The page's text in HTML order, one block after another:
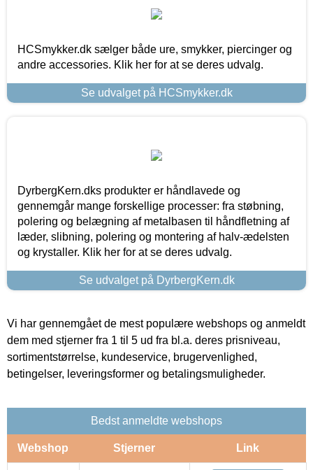
HCSmykker.dk sælger både ure, smykker, piercinger og
andre accessories. Klik her for at se deres udvalg.
Se udvalget på HCSmykker.dk
DyrbergKern.dks produkter er håndlavede og
gennemgår mange forskellige processer: fra støbning,
polering og belægning af metalbasen til håndfletning af
læder, slibning, polering og montering af halv-ædelsten
og krystaller. Klik her for at se deres udvalg.
Se udvalget på DyrbergKern.dk
Vi har gennemgået de mest populære webshops og anmeldt
dem med stjerner fra 1 til 5 ud fra bl.a. deres prisniveau,
sortimentstørrelse, kundeservice, brugervenlighed,
betingelser, leveringsformer og betalingsmuligheder.
Bedst anmeldte webshops
Webshop Stjerner Link